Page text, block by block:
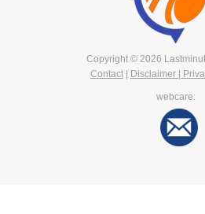
Copyright © 2026
Contact | Disclaimer |
webcare: